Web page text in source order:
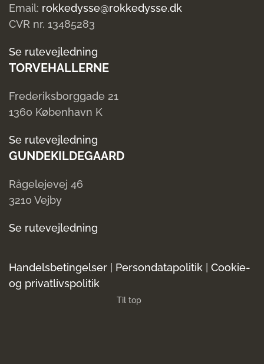
Email: rokkedysse@rokkedysse.dk
CVR nr. 13485283
Se rutevejledning
TORVEHALLERNE
Frederiksborggade 21
1360 København K
Se rutevejledning
GUNDEKILDEGAARD
Rågelejevej 46
3210 Vejby
Se rutevejledning
Handelsbetingelser Persondatapolitik
Cookie-
og privatlivspolitik
Til top